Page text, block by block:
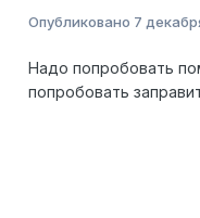
Опубликовано 7
Надо попробовать
попробовать